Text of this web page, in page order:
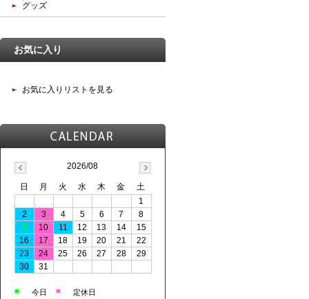
グッズ
お気に入り
お気に入りリストを見る
2026/08
日 月 火 水 木 金
土
1
2
3 4 5 6 7
8
9
10 11 12 13 14
15
16
17 18 19 20 21
22
23
24 25 26 27 28
29
30
31
■ 今日 ■ 定休日